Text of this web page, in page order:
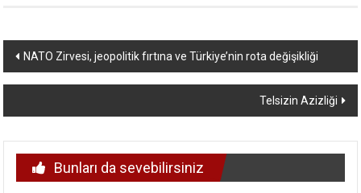
Yazı
dolaşımı
NATO Zirvesi, jeopolitik fırtına ve Türkiye’nin rota değişikliği
Telsizin Azizliği
Bunları da sevebilirsiniz